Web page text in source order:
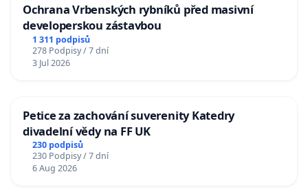
Ochrana Vrbenských rybníků před masivní
developerskou zástavbou
1 311 podpisů
278 Podpisy / 7 dní
3 Jul 2026
Petice za zachování suverenity Katedry
divadelní vědy na FF UK
230 podpisů
230 Podpisy / 7 dní
6 Aug 2026